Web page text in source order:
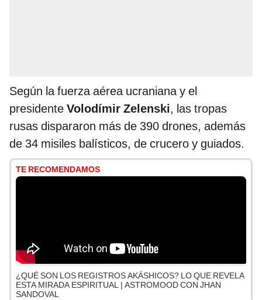
Según la fuerza aérea ucraniana y el
presidente Volodímir Zelenski, las tropas
rusas dispararon más de 390 drones, además
de 34 misiles balísticos, de crucero y guiados.
TE RECOMENDAMOS
¿QUÉ SON LOS REGISTROS AKÁSHICOS? LO QUE REVELA
ESTA MIRADA ESPIRITUAL | ASTROMOOD CON JHAN
SANDOVAL